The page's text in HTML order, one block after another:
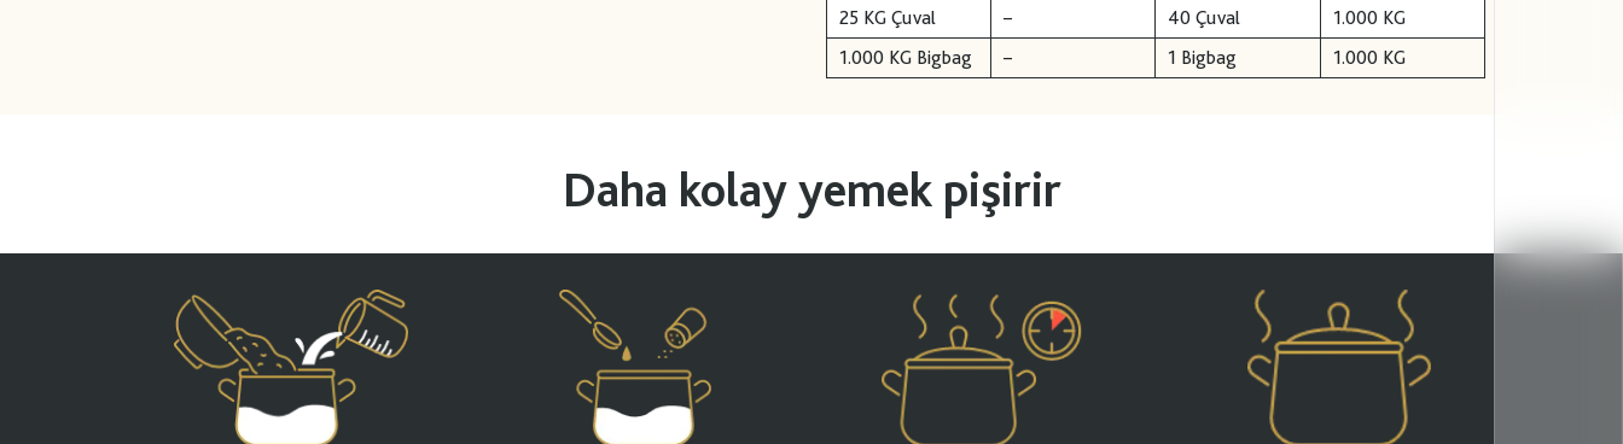
25 KG Çuval
– 40 Çuval
1.000 KG
1.000 KG Bigbag
– 1 Bigbag 1.000 KG
Daha kolay yemek pişirir